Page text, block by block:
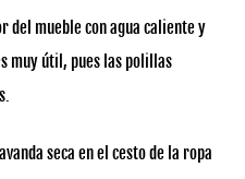
mueble con agua caliente y
muy útil, pues las polillas
seca en el cesto de la ropa